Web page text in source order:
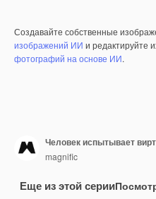
Создавайте собственные
изображений ИИ и редактируйте
фотографий на основе ИИ.
Человек испытывает
magnific
Еще из этой серии